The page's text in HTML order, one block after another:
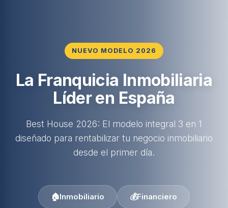
NUEVO MODELO 2026
La Franquicia Inmobiliaria
Líder en España
Best House 2026: El modelo integral 3 en 1
diseñado para rentabilizar tu negocio inmobiliario
desde el primer día.
🏠Inmobiliario 💰Financiero